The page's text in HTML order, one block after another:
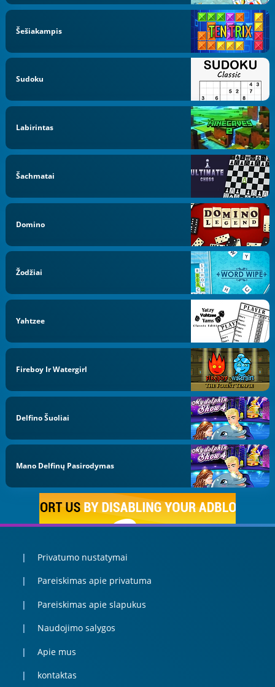
Šešiakampis
Sudoku
Labirintas
Šachmatai
Domino
Žodžiai
Yahtzee
Fireboy Ir Watergirl
Delfino Šuoliai
Mano Delfinų Pasirodymas
Privatumo nustatymai
Pareiskimas apie privatuma
Pareiskimas apie slapukus
Naudojimo salygos
Apie mus
kontaktas